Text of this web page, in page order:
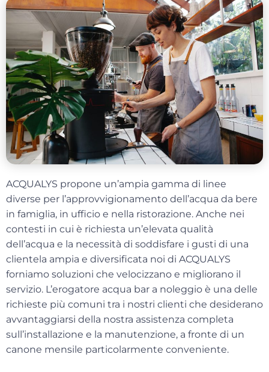
ACQUALYS propone un’ampia gamma di linee
diverse per l’approvvigionamento dell’acqua da bere
in famiglia, in ufficio e nella ristorazione. Anche nei
contesti in cui è richiesta un’elevata qualità
dell’acqua e la necessità di soddisfare i gusti di una
clientela ampia e diversificata noi di ACQUALYS
forniamo soluzioni che velocizzano e migliorano il
servizio. L’erogatore acqua bar a noleggio è una delle
richieste più comuni tra i nostri clienti che desiderano
avvantaggiarsi della nostra assistenza completa
sull’installazione e la manutenzione, a fronte di un
canone mensile particolarmente conveniente.